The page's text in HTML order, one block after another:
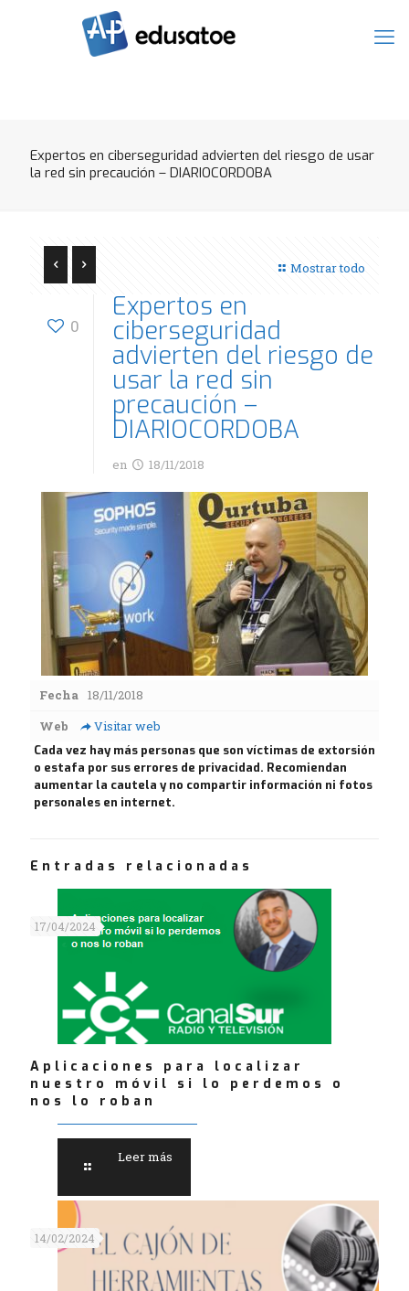
Expertos en ciberseguridad advierten del riesgo de usar
la red sin precaución – DIARIOCORDOBA
Mostrar todo
0
Expertos en
ciberseguridad
advierten del riesgo de
usar la red sin
precaución –
DIARIOCORDOBA
en 18/11/2018
Fecha 18/11/2018
Web
Visitar web
Cada vez hay más personas que son víctimas de extorsión
o estafa por sus errores de privacidad. Recomiendan
aumentar la cautela y no compartir información ni fotos
personales en internet.
Entradas relacionadas
17/04/2024
Aplicaciones para localizar
nuestro móvil si lo perdemos o
nos lo roban
Leer más
14/02/2024